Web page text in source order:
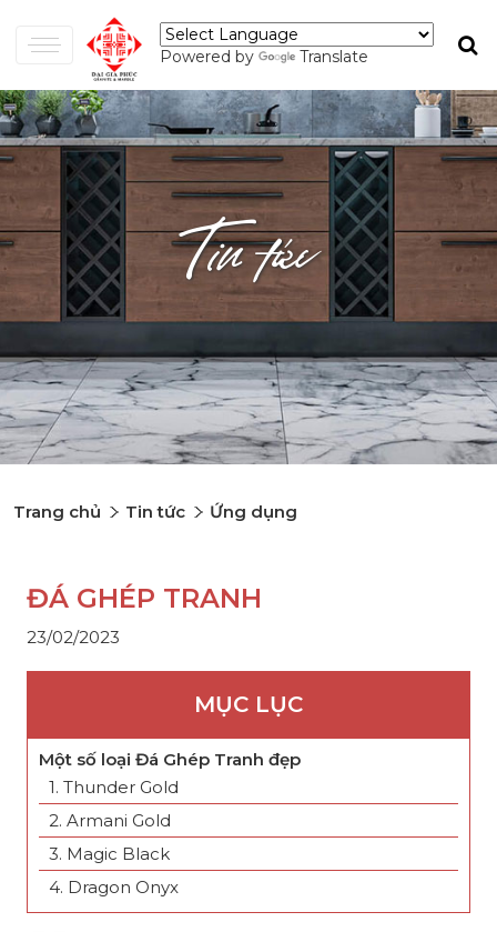
Powered by Translate
Tin tức
Trang chủ Tin tức Ứng dụng
ĐÁ GHÉP TRANH
23/02/2023
MỤC LỤC
Một số loại Đá Ghép Tranh đẹp
1. Thunder Gold
2. Armani Gold
3. Magic Black
4. Dragon Onyx